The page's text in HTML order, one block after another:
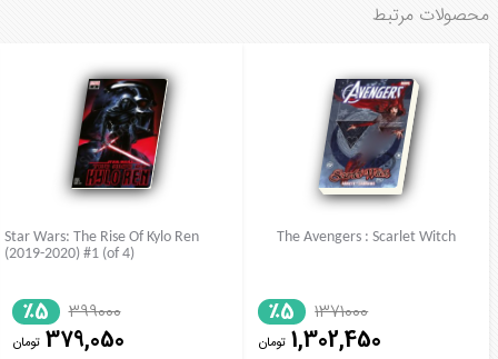
محصولات مرتبط
The Avengers : Scarlet Witch
1371000
٪5
1,302,450 تومان
Star Wars: The Rise Of Kylo Ren
(2019-2020) #1 (of 4)
399000
٪5
379,050 تومان